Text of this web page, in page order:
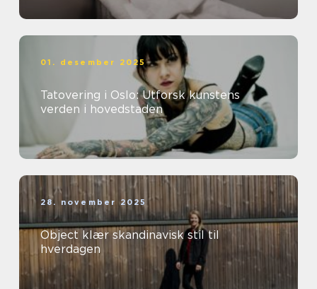
01. desember 2025
Tatovering i Oslo: Utforsk kunstens
verden i hovedstaden
28. november 2025
Object klær skandinavisk stil til
hverdagen